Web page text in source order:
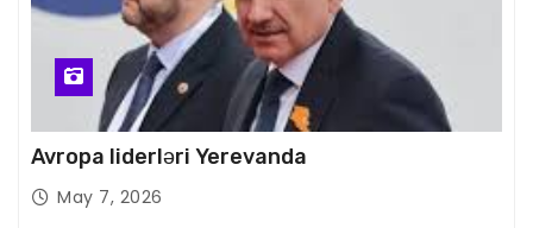
Avropa liderləri Yerevanda
May 7, 2026